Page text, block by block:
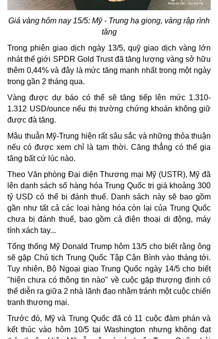
Giá vàng hôm nay 15/5: Mỹ - Trung hạ giọng, vàng rập rình
tăng
Trong phiên giao dịch ngày 13/5, quỹ giao dịch vàng lớn
nhát thế giới SPDR Gold Trust đã tăng lượng vàng sở hữu
thêm 0,44% và đây là mức tăng mạnh nhất trong một ngày
trong gần 2 tháng qua.
Vàng được dự báo có thể sẽ tăng tiếp lên mức 1.310-
1.312 USD/ounce nếu thị trường chứng khoán không giữ
được đà tăng.
Mâu thuẫn Mỹ-Trung hiện rất sâu sắc và những thỏa thuận
nếu có được xem chỉ là tạm thời. Căng thẳng có thể gia
tăng bất cứ lúc nào.
Theo Văn phòng Đại diện Thương mại Mỹ (USTR), Mỹ đã
lên danh sách số hàng hóa Trung Quốc trị giá khoảng 300
tỷ USD có thể bị đánh thuế. Danh sách này sẽ bao gồm
gần như tất cả các loại hàng hóa còn lại của Trung Quốc
chưa bị đánh thuế, bao gồm cả điện thoại di động, máy
tính xách tay...
Tổng thống Mỹ Donald Trump hôm 13/5 cho biết rằng ông
sẽ gặp Chủ tịch Trung Quốc Tập Cận Bình vào tháng tới.
Tuy nhiên, Bộ Ngoại giao Trung Quốc ngày 14/5 cho biết
"hiện chưa có thông tin nào" về cuộc gặp thượng định có
thể diễn ra giữa 2 nhà lãnh đạo nhằm tránh một cuộc chiến
tranh thương mại.
Trước đó, Mỹ và Trung Quốc đã có 11 cuộc đàm phán và
kết thúc vào hôm 10/5 tại Washington nhưng không đạt